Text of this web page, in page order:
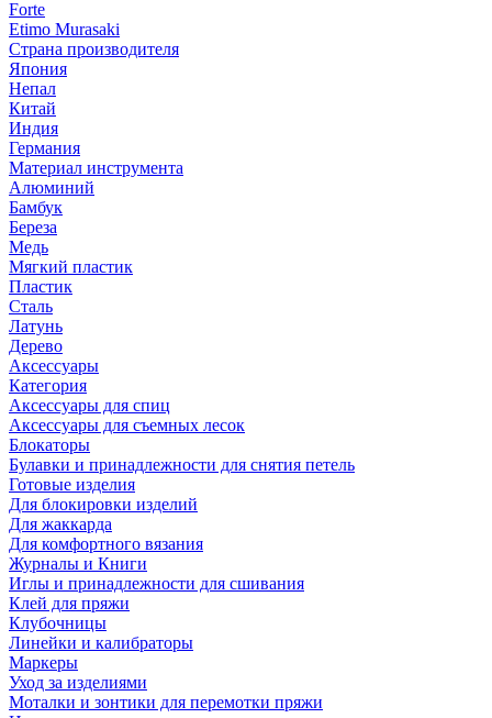
Forte
Etimo Murasaki
Страна производителя
Япония
Непал
Китай
Индия
Германия
Материал инструмента
Алюминий
Бамбук
Береза
Медь
Мягкий пластик
Пластик
Сталь
Латунь
Дерево
Аксессуары
Категория
Аксессуары для спиц
Аксессуары для съемных лесок
Блокаторы
Булавки и принадлежности для снятия петель
Готовые изделия
Для блокировки изделий
Для жаккарда
Для комфортного вязания
Журналы и Книги
Иглы и принадлежности для сшивания
Клей для пряжи
Клубочницы
Линейки и калибраторы
Маркеры
Уход за изделиями
Моталки и зонтики для перемотки пряжи